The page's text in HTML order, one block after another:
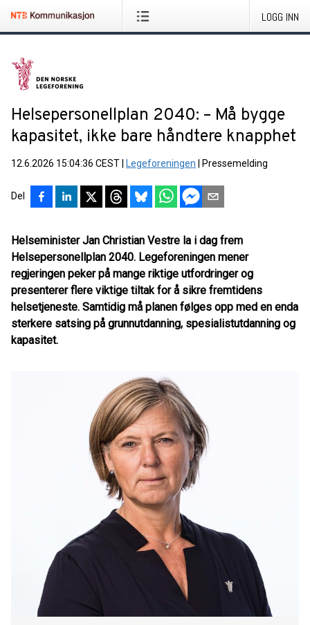
LOGG INN
Helsepersonellplan 2040: – Må bygge
kapasitet, ikke bare håndtere knapphet
12.6.2026 15:04:36 CEST Legeforeningen Pressemelding
Del
Helseminister Jan Christian Vestre la i dag frem
Helsepersonellplan 2040. Legeforeningen mener
regjeringen peker på mange riktige utfordringer og
presenterer flere viktige tiltak for å sikre fremtidens
helsetjeneste. Samtidig må planen følges opp med en enda
sterkere satsing på grunnutdanning, spesialistutdanning og
kapasitet.